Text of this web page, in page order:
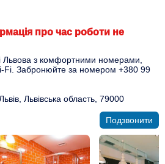
про час роботи не
Львова з комфортними номерами,
Fi. Забронюйте за номером +380 99
Львівська область, 79000
Подзвонити